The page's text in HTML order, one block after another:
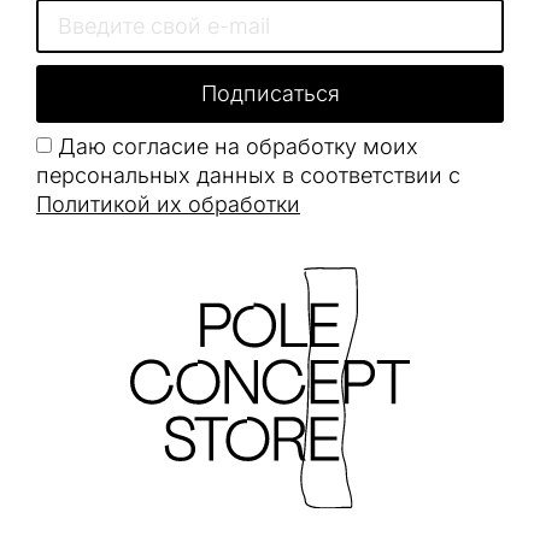
Даю согласие на обработку моих
персональных данных в соответствии с
Политикой их обработки
Подписаться